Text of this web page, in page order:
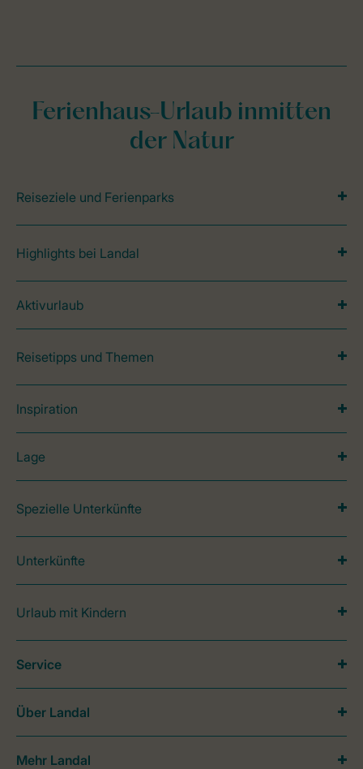
Ferienhaus-Urlaub inmitten
der Natur
Reiseziele und Ferienparks
Highlights bei Landal
Aktivurlaub
Reisetipps und Themen
Inspiration
Lage
Spezielle Unterkünfte
Unterkünfte
Urlaub mit Kindern
Service
Über Landal
Mehr Landal